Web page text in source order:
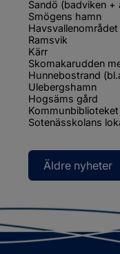
Sandö (badviken +
Smögens hamn
Ramsvik
Kärr
Skomakarudden
Hunnebostrand
Ulebergshamn
Hogsäms gård
Kommunbiblioteket
Sotenässkolans
Äldre nyheter